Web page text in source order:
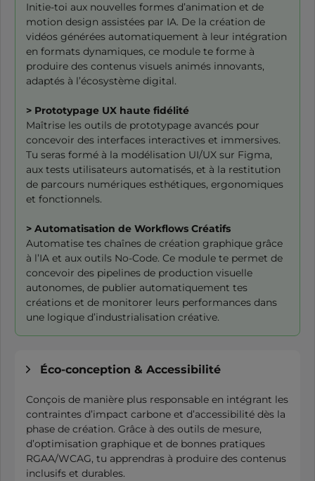
Initie-toi aux nouvelles formes d’animation et de
motion design assistées par IA. De la création de
vidéos générées automatiquement à leur intégration
en formats dynamiques, ce module te forme à
produire des contenus visuels animés innovants,
adaptés à l’écosystème digital.
> Prototypage UX haute fidélité
Maîtrise les outils de prototypage avancés pour
concevoir des interfaces interactives et immersives.
Tu seras formé à la modélisation UI/UX sur Figma,
aux tests utilisateurs automatisés, et à la restitution
de parcours numériques esthétiques, ergonomiques
et fonctionnels.
> Automatisation de Workflows Créatifs
Automatise tes chaînes de création graphique grâce
à l’IA et aux outils No-Code. Ce module te permet de
concevoir des pipelines de production visuelle
autonomes, de publier automatiquement tes
créations et de monitorer leurs performances dans
une logique d’industrialisation créative.
Éco-conception & Accessibilité
Conçois de manière plus responsable en intégrant les
contraintes d’impact carbone et d’accessibilité dès la
phase de création. Grâce à des outils de mesure,
d’optimisation graphique et de bonnes pratiques
RGAA/WCAG, tu apprendras à produire des contenus
inclusifs et durables.